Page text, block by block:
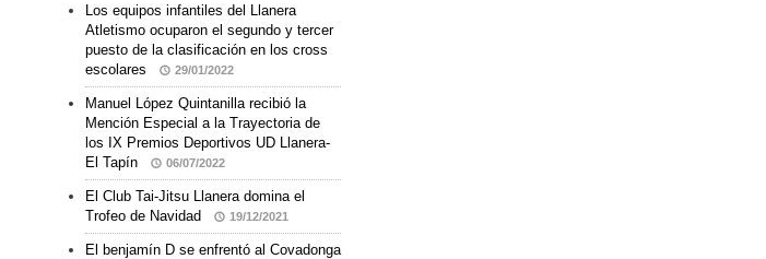
Los equipos infantiles del Llanera
Atletismo ocuparon el segundo y tercer
puesto de la clasificación en los cross
escolares
29/01/2022
Manuel López Quintanilla recibió la
Mención Especial a la Trayectoria de
los IX Premios Deportivos UD Llanera-
El Tapín
06/07/2022
El Club Tai-Jitsu Llanera domina el
Trofeo de Navidad
19/12/2021
El benjamín D se enfrentó al Covadonga